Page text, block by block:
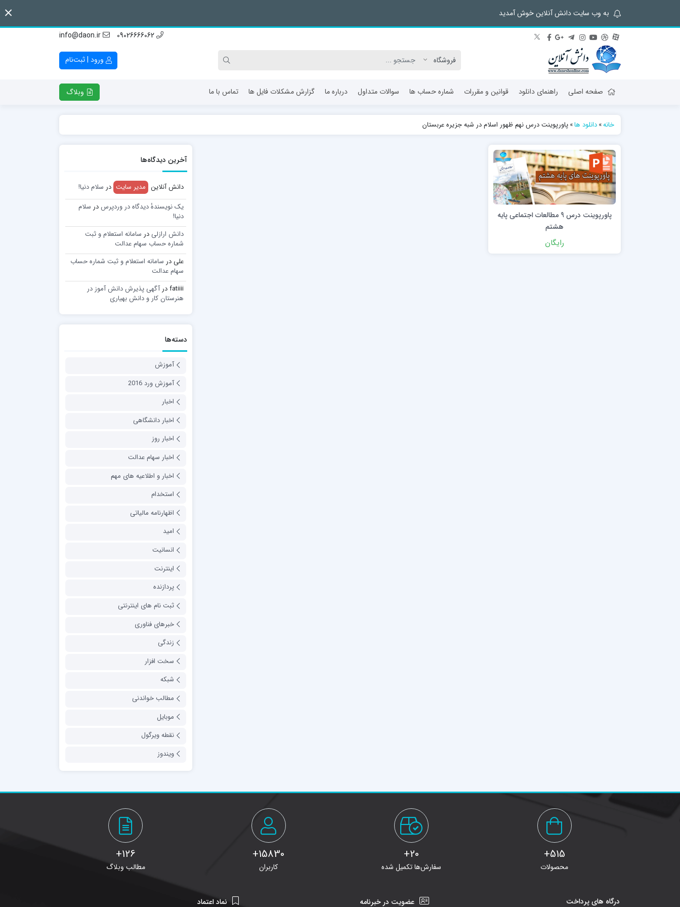
به وب سایت دانش آنلاین خوش آمدید
09026666062
info@daon.ir
ورود | ثبت‌نام
صفحه اصلی راهنمای دانلود قوانین و مقررات شماره حساب ها سوالات متداول درباره ما گزارش مشکلات فایل ها تماس با ما وبلاگ
خانه»دانلود ها»پاورپوینت درس نهم ظهور اسلام در شبه جزیره عربستان
پاورپوینت درس 9 مطالعات اجتماعی پایه
هشتم
رایگان
آخرین دیدگاه‌ها
دانش آنلاین مدیر سایت در سلام دنیا!
یک نویسندهٔ دیدگاه در وردپرس در سلام
دنیا!
دانش ارازلی در سامانه استعلام و ثبت
شماره حساب سهام عدالت
علیدر سامانه استعلام و ثبت شماره حساب
سهام عدالت
fatiiiiدرآگهی پذیرش دانش آموز در
هنرستان کار و دانش بهیاری
دسته‌ها
آموزش
آموزش ورد 2016
اخبار
اخبار دانشگاهی
اخبار روز
اخبار سهام عدالت
اخبار و اطلاعیه های مهم
استخدام
اظهارنامه مالیاتی
امید
انسانیت
اینترنت
پردازنده
ثبت نام های اینترنتی
خبرهای فناوری
زندگی
سخت افزار
شبکه
مطالب خواندنی
موبایل
نقطه ویرگول
ویندوز
515+
محصولات
20+
سفارش‌ها تکمیل شده
15830+
کاربران
126+
مطالب وبلاگ
درگاه های پرداخت عضویت در خبرنامه نماد اعتماد